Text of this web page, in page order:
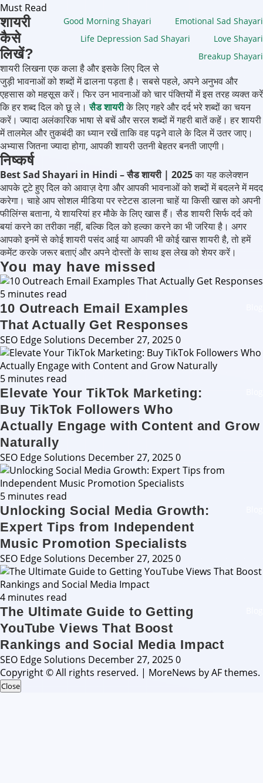
Must Read
Emotional Sad Shayari
Good Morning Shayari
Love Shayari
Life Depression Sad Shayari
Breakup Shayari
शायरी
कैसे
लिखें?
शायरी लिखना एक कला है और इसके लिए दिल से
जुड़ी भावनाओं को शब्दों में ढालना पड़ता है। सबसे पहले, अपने अनुभव और
एहसास को महसूस करें। फिर उन भावनाओं को चार पंक्तियों में इस तरह व्यक्त करें
कि हर शब्द दिल को छू ले।सैड शायरीके लिए गहरे और दर्द भरे शब्दों का चयन
करें। ज्यादा अलंकारिक भाषा से बचें और सरल शब्दों में गहरी बातें कहें। हर शायरी
में तालमेल और तुकबंदी का ध्यान रखें ताकि वह पढ़ने वाले के दिल में उतर जाए।
अभ्यास जितना ज्यादा होगा, आपकी शायरी उतनी बेहतर बनती जाएगी।
निष्कर्ष
Best Sad Shayari in Hindi – सैड शायरी | 2025का यह कलेक्शन
आपके टूटे हुए दिल को आवाज़ देगा और आपकी भावनाओं को शब्दों में बदलने में मदद
करेगा। चाहे आप सोशल मीडिया पर स्टेटस डालना चाहें या किसी खास को अपनी
फीलिंग्स बताना, ये शायरियां हर मौके के लिए खास हैं। सैड शायरी सिर्फ दर्द को
बयां करने का तरीका नहीं, बल्कि दिल को हल्का करने का भी जरिया है। अगर
आपको इनमें से कोई शायरी पसंद आई या आपकी भी कोई खास शायरी है, तो हमें
कमेंट करके जरूर बताएं और अपने दोस्तों के साथ इस लेख को शेयर करें।
You may have missed
5 minutes read
10 Outreach Email Examples
That Actually Get Responses
SEO Edge Solutions December 27, 20250
5 minutes read
Elevate Your TikTok Marketing:
Buy TikTok Followers Who
Actually Engage with Content and Grow
Naturally
SEO Edge Solutions December 27, 20250
5 minutes read
Unlocking Social Media Growth:
Expert Tips from Independent
Music Promotion Specialists
SEO Edge Solutions December 27, 20250
4 minutes read
The Ultimate Guide to Getting
YouTube Views That Boost
Rankings and Social Media Impact
SEO Edge Solutions December 27, 20250
Copyright © All rights reserved. | MoreNews by AF themes.
Close